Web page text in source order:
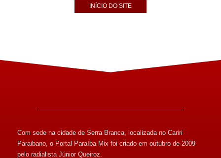
INÍCIO DO SITE
Com sede na cidade de Serra Branca, localizada no Cariri
Paraibano, o Portal Paraíba Mix foi criado em outubro de 2009
pelo radialista Júnior Queiroz.